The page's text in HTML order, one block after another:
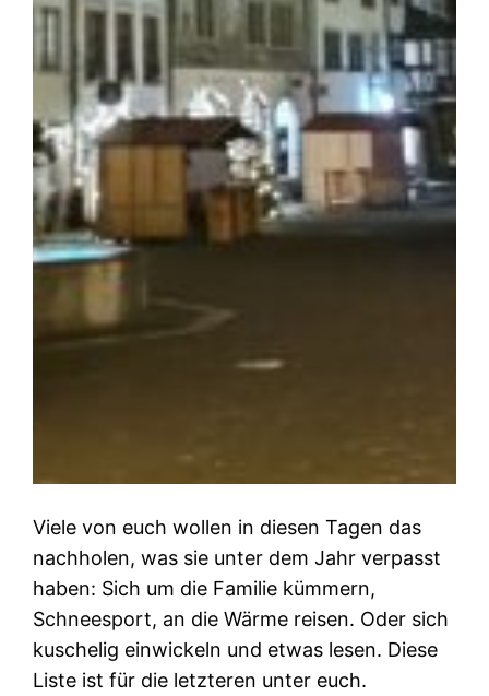
Viele von euch wollen in diesen Tagen das
nachholen, was sie unter dem Jahr verpasst
haben: Sich um die Familie kümmern,
Schneesport, an die Wärme reisen. Oder sich
kuschelig einwickeln und etwas lesen. Diese
Liste ist für die letzteren unter euch.